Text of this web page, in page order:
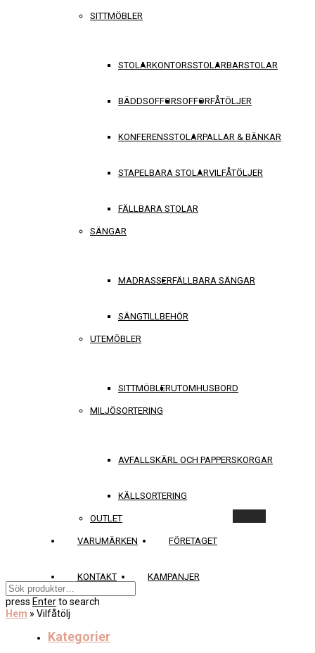
SITTMÖBLER
STOLARKONTORSSTOLARBARSTOLAR
BÄDDSOFFORSOFFORFÅTÖLJER
KONFERENSSTOLARPALLAR & BÄNKAR
STAPELBARA STOLARVILFÅTÖLJER
FÄLLBARA STOLAR
SÄNGAR
MADRASSERFÄLLBARA SÄNGAR
SÄNGTILLBEHÖR
UTEMÖBLER
SITTMÖBLERUTOMHUSBORD
MILJÖSORTERING
AVFALLSKÄRL OCH PAPPERSKORGAR
KÄLLSORTERING
OUTLET
VARUMÄRKEN FÖRETAGET
KONTAKT KAMPANJER
press Enterto search
Hem » Vilfåtölj
Kategorier